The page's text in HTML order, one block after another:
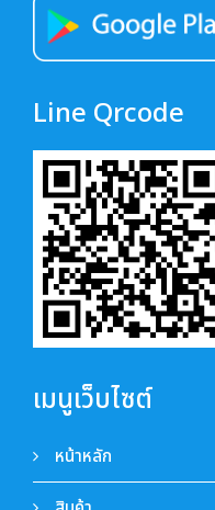
Line Qrcode
เมนูเว็บไซต์
หน้าหลัก